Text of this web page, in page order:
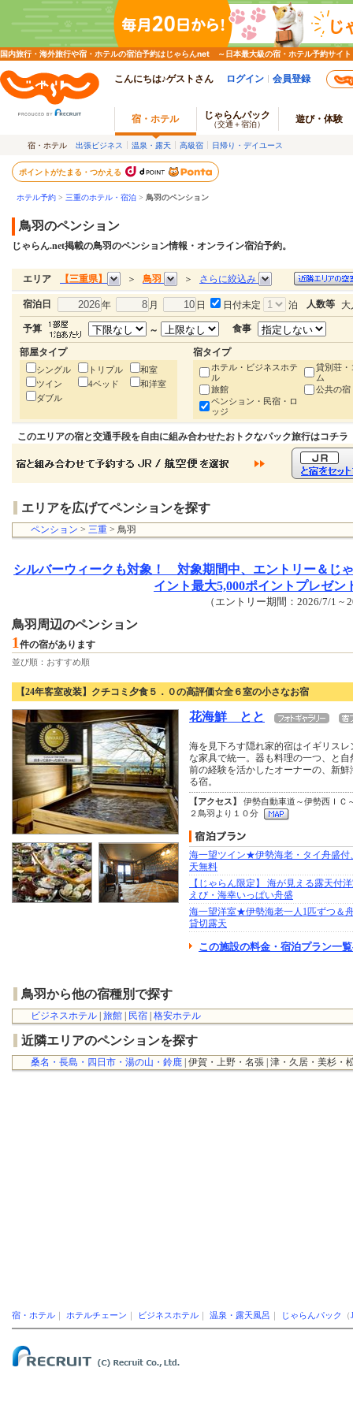
国内旅行・海外旅行や宿・ホテルの宿泊予約はじゃらんnet ～日本最大級の宿・ホテル予約サイト
こんにちは♪ゲストさん ログイン 会員登録
宿・ホテル じゃらんパック
（交通＋宿泊） 遊び・体験
宿・ホテル 出張ビジネス 温泉・露天 高級宿 日帰り・デイユース
ポイントがたまる・つかえる
ホテル予約 > 三重のホテル・宿泊 > 鳥羽のペンション
鳥羽のペンション
じゃらん.net掲載の鳥羽のペンション情報・オンライン宿泊予約。
エリア 【三重県】 ＞ 鳥羽 ＞ さらに絞込み
宿泊日 年 月 日 日付未定 泊 人数等
予算 ～ 食事
部屋タイプ 宿タイプ
シングル トリプル
和室
ツイン
4ベッド
和洋室
ダブル
ホテル・ビジネスホテ
ル
貸別荘・
ム
旅館
公共の宿
ペンション・民宿・ロ
ッジ
このエリアの宿と交通手段を自由に組み合わせたおトクなパック旅行はコチラ
エリアを広げてペンションを探す
ペンション > 三重 > 鳥羽
シルバーウィークも対象！ 対象期間中、エントリー＆じ
イント最大5,000ポイントプレゼン
（エントリー期間：2026/7/1 ~
鳥羽周辺のペンション
1件の宿があります
並び順：おすすめ順
【24年客室改装】クチコミ夕食５．０の高評価☆全６室の小さなお宿
花海鮮 とと
海を見下ろす隠れ家的宿はイギリス
な家具で統一。器も料理の一つ、と
前の経験を活かしたオーナーの、新
る宿。
【アクセス】
伊勢自動車道～伊勢西ＩＣ
２鳥羽より１０分
海一望ツイン★伊勢海老・タイ舟盛付
天無料
【じゃらん限定】 海が見える露天付
えび・海幸いっぱい舟盛
海一望洋室★伊勢海老一人1匹ずつ＆
貸切露天
この施設の料金・宿泊プラン一
鳥羽から他の宿種別で探す
ビジネスホテル 旅館 民宿 格安ホテル
近隣エリアのペンションを探す
桑名・長島・四日市・湯の山・鈴鹿 | 伊賀・上野・名張 | 津・久居・美杉・
宿・ホテル ホテルチェーン ビジネスホテル 温泉・露天風呂 じゃらんパック （